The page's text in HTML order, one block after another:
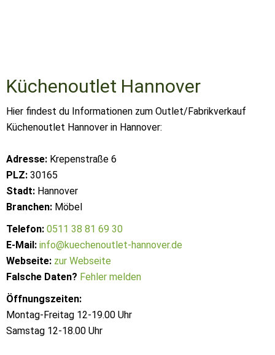
Küchenoutlet Hannover
Hier findest du Informationen zum Outlet/Fabrikverkauf
Küchenoutlet Hannover in Hannover:
Adresse: Krepenstraße 6
PLZ: 30165
Stadt: Hannover
Branchen: Möbel
Telefon: 0511 38 81 69 30
E-Mail: info@kuechenoutlet-hannover.de
Webseite: zur Webseite
Falsche Daten? Fehler melden
Öffnungszeiten:
Montag-Freitag 12-19.00 Uhr
Samstag 12-18.00 Uhr